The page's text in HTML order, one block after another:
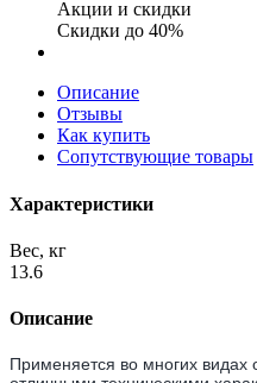
Акции и скидки
Скидки до 40%
Описание
Отзывы
Как купить
Сопутствующие товары
Характеристики
Вес, кг
13.6
Описание
Применяется во многих видах